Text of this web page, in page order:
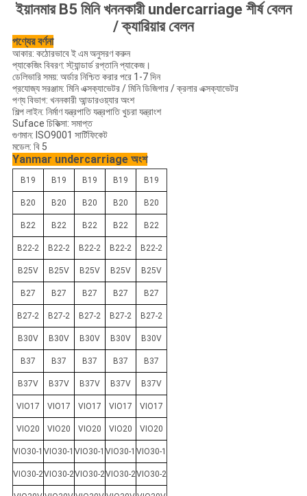
ইয়ানমার B5 মিনি খননকারী undercarriage শীর্ষ বেলন
/ ক্যারিয়ার বেলন
পণ্যের বর্ণনা
আকার: কঠোরভাবে ই এম অনুসরণ করুন
প্যাকেজিং বিবরণ: স্ট্যান্ডার্ড রপ্তানি প্যাকেজ।
ডেলিভারি সময়: অর্ডার নিশ্চিত করার পরে 1-7 দিন
প্রযোজ্য সরঞ্জাম: মিনি এক্সক্যাভেটর / মিনি ডিজিগার / ক্রলার এক্সক্যাভেটর
পণ্য বিভাগ: খননকারী আন্ডারওয়্যার অংশ
শিল্প লাইন: নির্মাণ যন্ত্রপাতি যন্ত্রপাতি খুচরা যন্ত্রাংশ
Suface চিকিত্সা: সমাপ্ত
গুণমান: ISO9001 সার্টিফিকেট
মডেল: বি 5
Yanmar undercarriage অংশ
B19 B19 B19 B19 B19
B20 B20 B20 B20 B20
B22 B22 B22 B22 B22
B22-2 B22-2 B22-2 B22-2 B22-2
B25V B25V B25V B25V B25V
B27 B27 B27 B27 B27
B27-2 B27-2 B27-2 B27-2 B27-2
B30V B30V B30V B30V B30V
B37 B37 B37 B37 B37
B37V B37V B37V B37V B37V
VIO17 VIO17 VIO17 VIO17 VIO17
VIO20 VIO20 VIO20 VIO20 VIO20
VIO30-1 VIO30-1 VIO30-1 VIO30-1 VIO30-1
VIO30-2VIO30-2VIO30-2VIO30-2VIO30-2